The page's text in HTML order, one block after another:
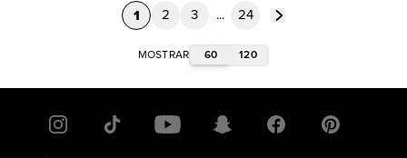
1 2 3 ... 24
MOSTRAR 60 120